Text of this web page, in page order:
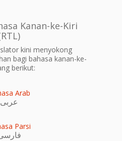
Kanan-ke-Kiri
kini menyokong
bagi bahasa kanan-ke-
berikut:
Arab
عربى
Parsi